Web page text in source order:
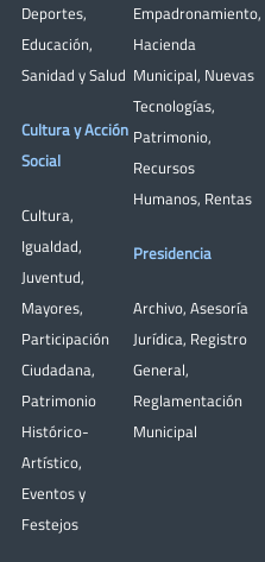
Deportes,
Educación,
Sanidad y Salud
Cultura y Acción
Social
Cultura,
Igualdad,
Juventud,
Mayores,
Participación
Ciudadana,
Patrimonio
Histórico-
Artístico,
Eventos y
Festejos
Empadronamiento,
Hacienda
Municipal, Nuevas
Tecnologías,
Patrimonio,
Recursos
Humanos, Rentas
Presidencia
Archivo, Asesoría
Jurídica, Registro
General,
Reglamentación
Municipal